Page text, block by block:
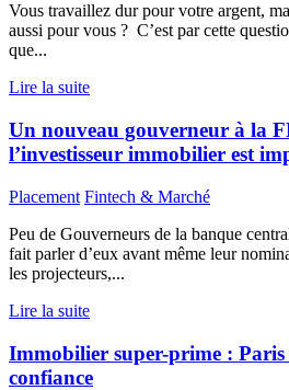
Vous travaillez dur pour votre argent,
aussi pour vous ? C’est par cette
que...
Lire la suite
Un nouveau gouverneur à la
l’investisseur immobilier est
Placement Fintech & Marché
Peu de Gouverneurs de la banque
fait parler d’eux avant même leur
les projecteurs,...
Lire la suite
Immobilier super-prime : Paris
confiance